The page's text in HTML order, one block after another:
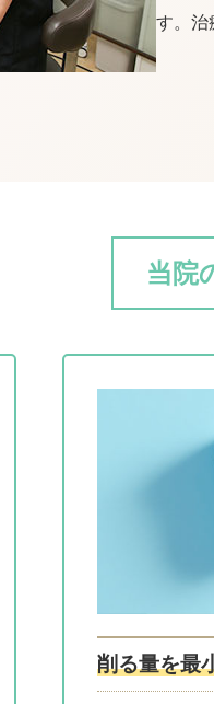
す。治
当院
削る量を最